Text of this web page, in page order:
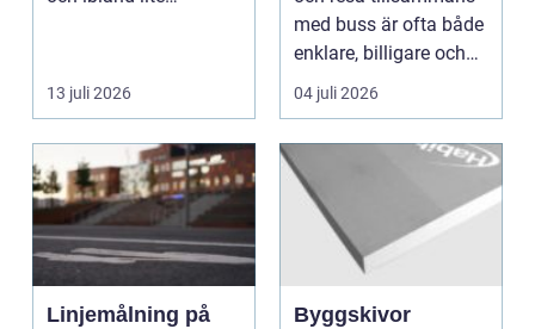
13 juli 2026
med buss är ofta både
enklare, billigare och
mer hållbart än...
04 juli 2026
Linjemålning på
Byggskivor